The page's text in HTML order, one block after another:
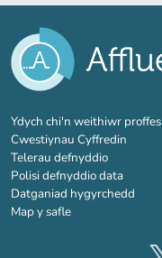
Ydych chi'n weithiwr
Cwestiynau Cyffredin
Telerau defnyddio
Polisi defnyddio data
Datganiad hygyrchedd
Map y safle